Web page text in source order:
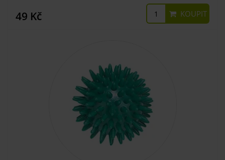
49 Kč KOUPIT